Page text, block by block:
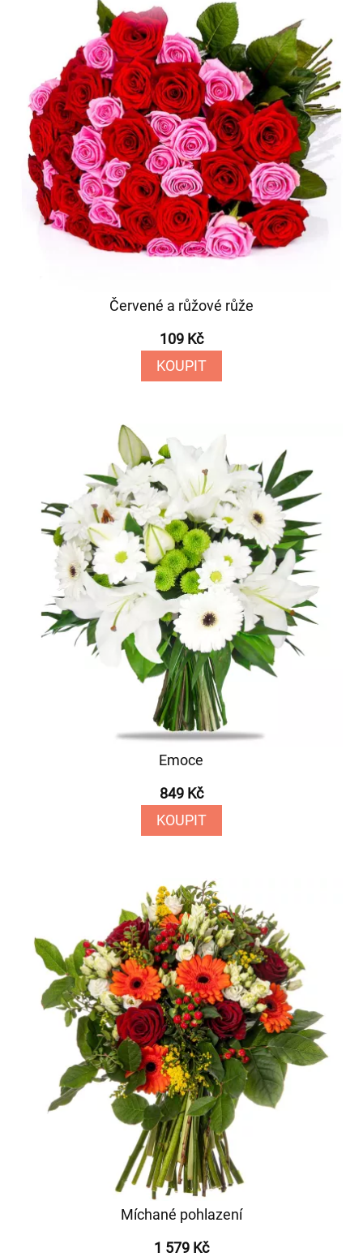
Červené a růžové růže
109 Kč
KOUPIT
Emoce
849 Kč
KOUPIT
Míchané pohlazení
1 579 Kč